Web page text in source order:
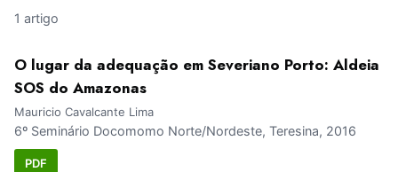
1 artigo
O lugar da adequação em Severiano Porto: Aldeia
SOS do Amazonas
Mauricio Cavalcante Lima
6º Seminário Docomomo Norte/Nordeste, Teresina, 2016
PDF